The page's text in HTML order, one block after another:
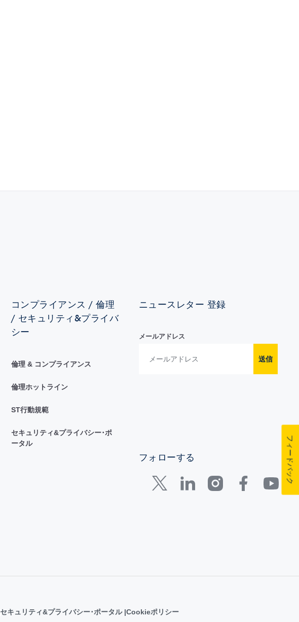
コンプライアンス / 倫理
/ セキュリティ&プライバ
シー
倫理 & コンプライアンス
倫理ホットライン
ST行動規範
セキュリティ&プライバシー･ポ
ータル
ニュースレター 登録
メールアドレス
送信
フォローする
セキュリティ&プライバシー･ポータル Cookieポリシー
フィードバック